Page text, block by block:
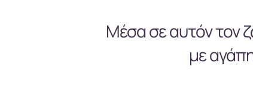
Μέσα σε αυτόν τον
με